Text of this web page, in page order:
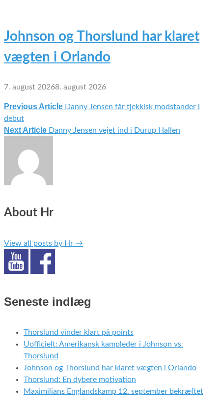
Johnson og Thorslund har klaret
vægten i Orlando
7. august 20268. august 2026
Indlægsnavigation
Previous Article Danny Jensen får tjekkisk modstander i
debut
Next Article Danny Jensen vejet ind i Durup Hallen
About Hr
View all posts by Hr →
Seneste indlæg
Thorslund vinder klart på points
Uofficielt: Amerikansk kampleder i Johnson vs.
Thorslund
Johnson og Thorslund har klaret vægten i Orlando
Thorslund: En dybere motivation
Maximilians Englandskamp 12. september bekræftet